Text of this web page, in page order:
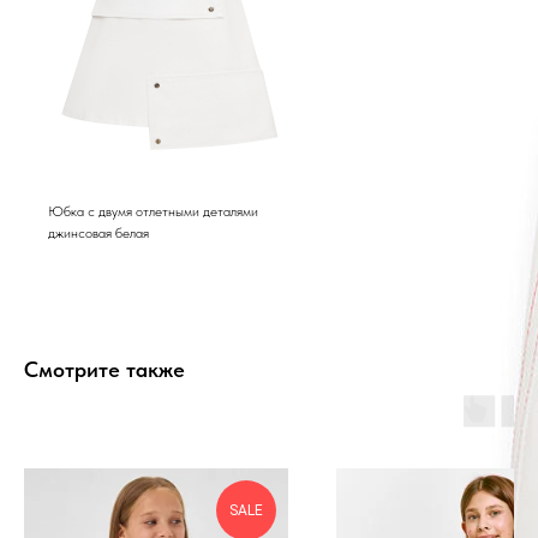
Юбка с двумя отлетными деталями
джинсовая белая
Смотрите также
SALE